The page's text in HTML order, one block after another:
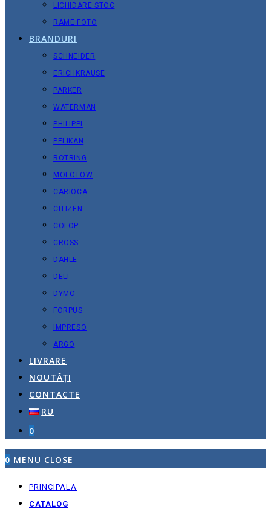
LICHIDARE STOC
RAME FOTO
BRANDURI
SCHNEIDER
ERICHKRAUSE
PARKER
WATERMAN
PHILIPPI
PELIKAN
ROTRING
MOLOTOW
CARIOCA
CITIZEN
COLOP
CROSS
DAHLE
DELI
DYMO
FORPUS
IMPRESO
ARGO
LIVRARE
NOUTĂȚI
CONTACTE
RU
0
0 MENU CLOSE
PRINCIPALA
CATALOG